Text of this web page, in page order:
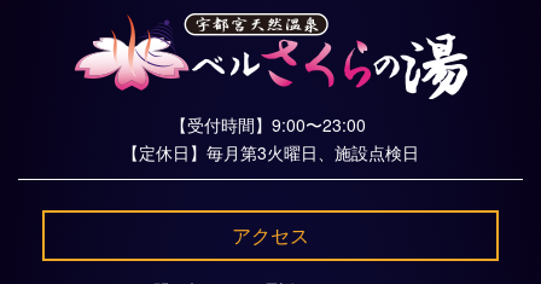
【受付時間】9:00〜23:00
【定休日】毎月第3火曜日、施設点検日
アクセス